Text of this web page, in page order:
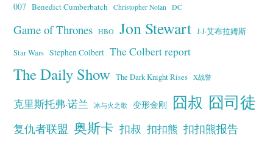
007 Benedict Cumberbatch Christopher Nolan DC
Game of Thrones HBO Jon Stewart J·J·艾布拉姆斯
Star Wars Stephen Colbert The Colbert report
The Daily Show The Dark Knight Rises X战警
克里斯托弗·诺兰 冰与火之歌 变形金刚 囧叔 囧司徒
复仇者联盟 奥斯卡 扣叔 扣扣熊 扣扣熊报告